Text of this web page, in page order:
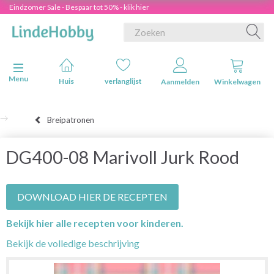
Eindzomer Sale - Bespaar tot 50% - klik hier
Navigatie in-/uitschakelen
Menu
Huis verlanglijst Aanmelden Winkelwagen
Breipatronen
DG400-08 Marivoll Jurk Rood
DOWNLOAD HIER DE RECEPTEN
Bekijk hier alle recepten voor kinderen.
Bekijk de volledige beschrijving